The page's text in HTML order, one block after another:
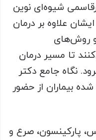
شیوه‌ای نوین
علاوه بر درمان
روش‌های
تا مسیر درمان
نگاه جامع دکتر
بیماران از حضور
پارکینسون، صرع و